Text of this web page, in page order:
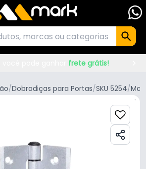
frete grátis!
/Dobradiças para Portas/SKU 5254/